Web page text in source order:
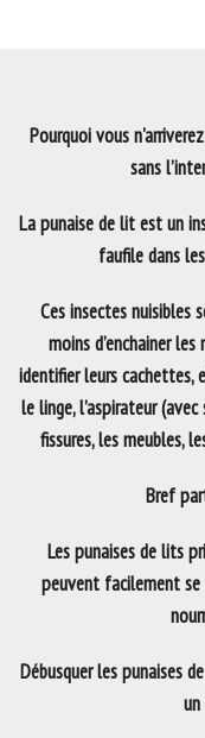
Pourquoi vous
sans
La punaise de lit est un
faufile dans
Ces insectes nuisibles
moins d’enchainer
identifier leurs cachettes,
le linge, l’aspirateur
fissures, les meubles,
Bref
Les punaises de lits
peuvent facilement se
Débusquer les punaises